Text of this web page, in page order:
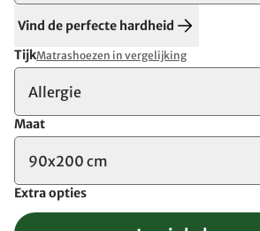
Vind de perfecte hardheid
TijkMatrashoezen in vergelijking
Allergie
Maat
90x200 cm
Extra opties